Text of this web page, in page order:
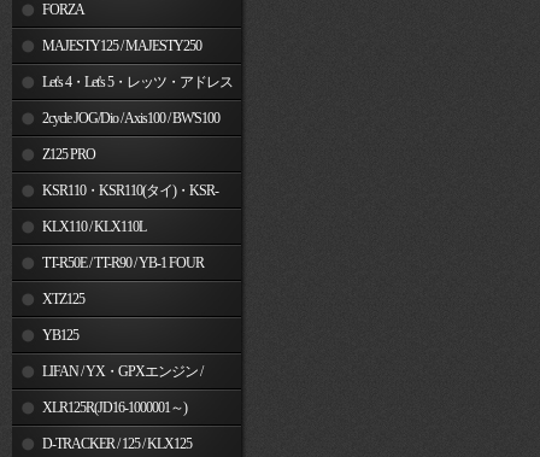
FORZA
MAJESTY125 / MAJESTY250
Let's 4・Let's 5・レッツ・アドレス
V50 2cycle JOG/Dio / Axis100 / BW'S100
Z125 PRO
KSR110・KSR110(タイ)・KSR-
I/II・KSR PRO
KLX110 / KLX110L
TT-R50E / TT-R90 / YB-1 FOUR
XTZ125
YB125
LIFAN / YX・GPXエンジン /
JinchengXLR125R(JD16-1000001～)
D-TRACKER / 125 / KLX125